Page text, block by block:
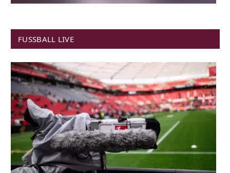
FUSSBALL LIVE